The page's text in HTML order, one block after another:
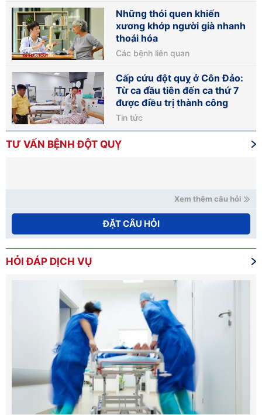
Những thói quen khiến
xương khớp người già nhanh
thoái hóa
Các bệnh liên quan
Cấp cứu đột quỵ ở Côn Đảo:
Từ ca đầu tiên đến ca thứ 7
được điều trị thành công
Tin tức
TƯ VẤN BỆNH ĐỘT QUỴ
Xem thêm câu hỏi
ĐẶT CÂU HỎI
HỎI ĐÁP DỊCH VỤ